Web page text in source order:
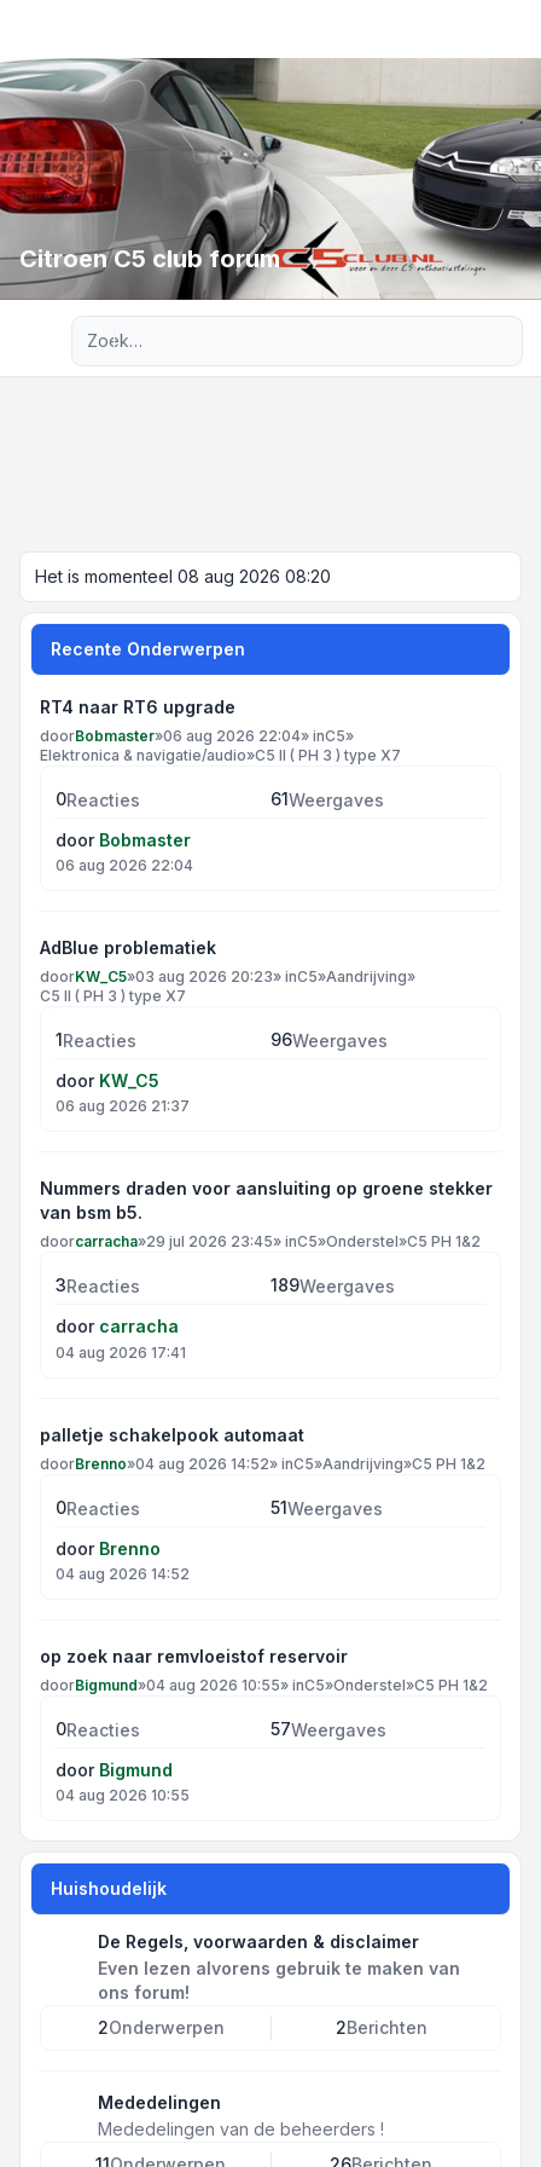
Citroen C5 club forum
Het is momenteel 08 aug 2026 08:20
Recente Onderwerpen
RT4 naar RT6 upgrade
doorBobmaster»06 aug 2026 22:04» inC5»
Elektronica & navigatie/audio»C5 II ( PH 3 ) type X7
0Reacties 61Weergaves
door Bobmaster
06 aug 2026 22:04
AdBlue problematiek
doorKW_C5»03 aug 2026 20:23» inC5»Aandrijving»
C5 II ( PH 3 ) type X7
1Reacties 96Weergaves
door KW_C5
06 aug 2026 21:37
Nummers draden voor aansluiting op groene stekker
van bsm b5.
doorcarracha»29 jul 2026 23:45» inC5»Onderstel»C5 PH 1&2
3Reacties 189Weergaves
door carracha
04 aug 2026 17:41
palletje schakelpook automaat
doorBrenno»04 aug 2026 14:52» inC5»Aandrijving»C5 PH 1&2
0Reacties 51Weergaves
door Brenno
04 aug 2026 14:52
op zoek naar remvloeistof reservoir
doorBigmund»04 aug 2026 10:55» inC5»Onderstel»C5 PH 1&2
0Reacties 57Weergaves
door Bigmund
04 aug 2026 10:55
Huishoudelijk
De Regels, voorwaarden & disclaimer
Even lezen alvorens gebruik te maken van
ons forum!
2Onderwerpen 2Berichten
Mededelingen
Mededelingen van de beheerders !